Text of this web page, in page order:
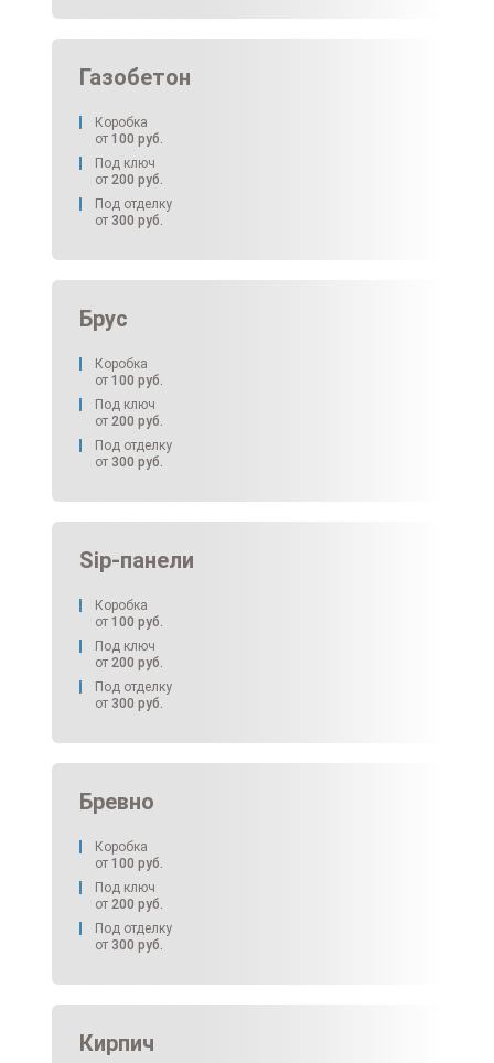
Газобетон
Коробка
от 100 руб.
Под ключ
от 200 руб.
Под отделку
от 300 руб.
Брус
Коробка
от 100 руб.
Под ключ
от 200 руб.
Под отделку
от 300 руб.
Sip-панели
Коробка
от 100 руб.
Под ключ
от 200 руб.
Под отделку
от 300 руб.
Бревно
Коробка
от 100 руб.
Под ключ
от 200 руб.
Под отделку
от 300 руб.
Кирпич